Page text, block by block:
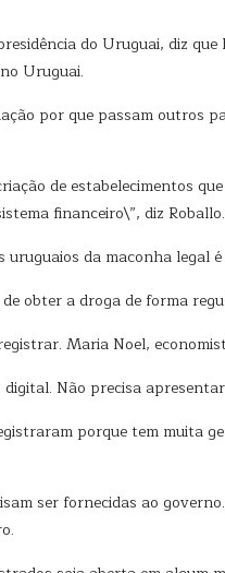
do Uruguai, diz
Uruguai.
por que passam outros
de estabelecimentos
financeiro\”, diz Roballo.
da maconha legal
obter a droga de forma
Maria Noel,
Não precisa
porque tem muita
ser fornecidas ao